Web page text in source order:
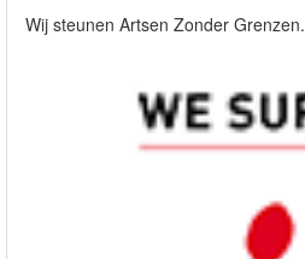
Wij steunen Artsen Zonder Grenzen.